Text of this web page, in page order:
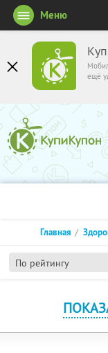
ещё
Меню
По рейтингу
Главная